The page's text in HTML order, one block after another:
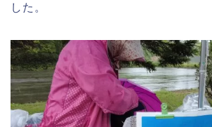
した。